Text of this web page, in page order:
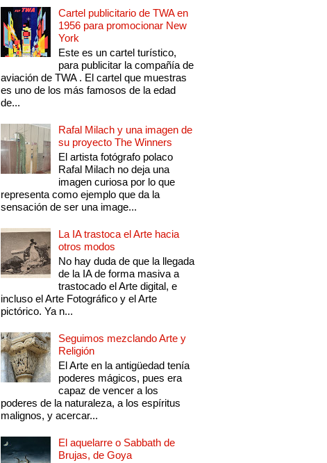
Cartel publicitario de TWA en
1956 para promocionar New
York
Este es un cartel turístico,
para publicitar la compañía de
aviación de TWA . El cartel que muestras
es uno de los más famosos de la edad
de...
Rafal Milach y una imagen de
su proyecto The Winners
El artista fotógrafo polaco
Rafal Milach no deja una
imagen curiosa por lo que
representa como ejemplo que da la
sensación de ser una image...
La IA trastoca el Arte hacia
otros modos
No hay duda de que la llegada
de la IA de forma masiva a
trastocado el Arte digital, e
incluso el Arte Fotográfico y el Arte
pictórico. Ya n...
Seguimos mezclando Arte y
Religión
El Arte en la antigüedad tenía
poderes mágicos, pues era
capaz de vencer a los
poderes de la naturaleza, a los espíritus
malignos, y acercar...
El aquelarre o Sabbath de
Brujas, de Goya